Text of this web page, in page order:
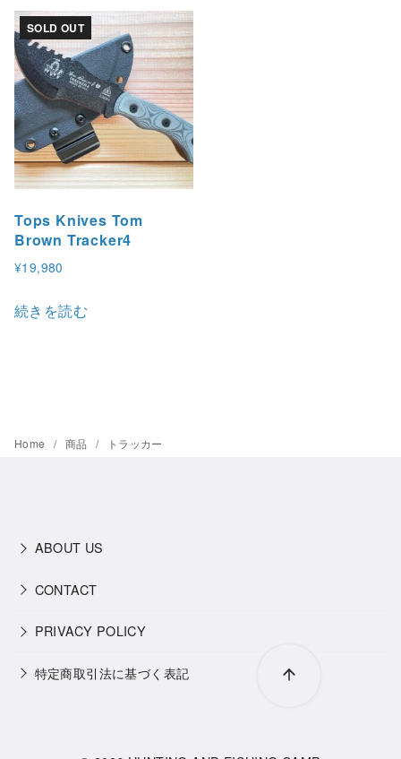
SOLD OUT
Tops Knives Tom
Brown Tracker4
¥19,980
続きを読む
Home 商品 トラッカー
ABOUT US
CONTACT
PRIVACY POLICY
特定商取引法に基づく表記